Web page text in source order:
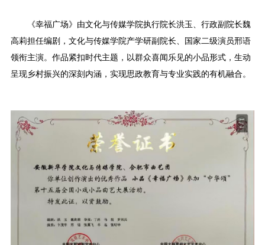
《幸福广场》由文化与传媒学院执行院长洪玉、行政副院长魏
高莉担任编剧，文化与传媒学院产学研副院长、国家二级演员邢语
领衔主演。作品紧扣时代主题，以群众喜闻乐见的小品形式，生动
呈现乡村振兴的深刻内涵，实现思政教育与专业实践的有机融合。